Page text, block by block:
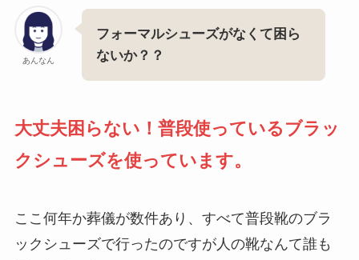
あんなん
フォーマルシューズがなくて困ら
ないか？？
大丈夫困らない！普段使っているブラッ
クシューズを使っています。
ここ何年か葬儀が数件あり、すべて普段靴のブラ
ックシューズで行ったのですが人の靴なんて誰も